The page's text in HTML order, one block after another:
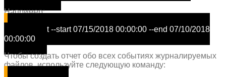
Например:
aureport --start 07/15/2018 00:00:00 --end 07/10/2018
00:00:00
Чтобы создать отчет обо всех событиях журналируемых
файлов, используйте следующую команду: